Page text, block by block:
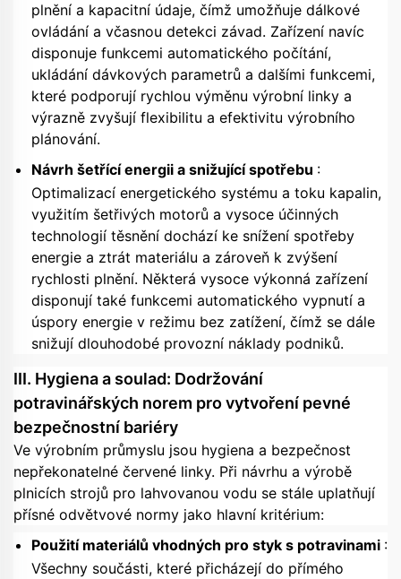
plnění a kapacitní údaje, čímž umožňuje dálkové
ovládání a včasnou detekci závad. Zařízení navíc
disponuje funkcemi automatického počítání,
ukládání dávkových parametrů a dalšími funkcemi,
které podporují rychlou výměnu výrobní linky a
výrazně zvyšují flexibilitu a efektivitu výrobního
plánování.
Návrh šetřící energii a snižující spotřebu :
Optimalizací energetického systému a toku kapalin,
využitím šetřivých motorů a vysoce účinných
technologií těsnění dochází ke snížení spotřeby
energie a ztrát materiálu a zároveň k zvýšení
rychlosti plnění. Některá vysoce výkonná zařízení
disponují také funkcemi automatického vypnutí a
úspory energie v režimu bez zatížení, čímž se dále
snižují dlouhodobé provozní náklady podniků.
III. Hygiena a soulad: Dodržování
potravinářských norem pro vytvoření pevné
bezpečnostní bariéry
Ve výrobním průmyslu jsou hygiena a bezpečnost
nepřekonatelné červené linky. Při návrhu a výrobě
plnicích strojů pro lahvovanou vodu se stále uplatňují
přísné odvětvové normy jako hlavní kritérium:
Použití materiálů vhodných pro styk s potravinami :
Všechny součásti, které přicházejí do přímého